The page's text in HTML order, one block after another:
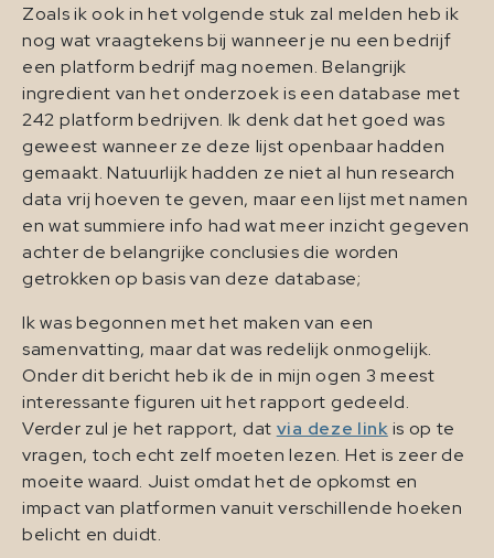
Zoals ik ook in het volgende stuk zal melden heb ik
nog wat vraagtekens bij wanneer je nu een bedrijf
een platform bedrijf mag noemen. Belangrijk
ingredient van het onderzoek is een database met
242 platform bedrijven. Ik denk dat het goed was
geweest wanneer ze deze lijst openbaar hadden
gemaakt. Natuurlijk hadden ze niet al hun research
data vrij hoeven te geven, maar een lijst met namen
en wat summiere info had wat meer inzicht gegeven
achter de belangrijke conclusies die worden
getrokken op basis van deze database;
Ik was begonnen met het maken van een
samenvatting, maar dat was redelijk onmogelijk.
Onder dit bericht heb ik de in mijn ogen 3 meest
interessante figuren uit het rapport gedeeld.
Verder zul je het rapport, dat via deze linkis op te
vragen, toch echt zelf moeten lezen. Het is zeer de
moeite waard. Juist omdat het de opkomst en
impact van platformen vanuit verschillende hoeken
belicht en duidt.